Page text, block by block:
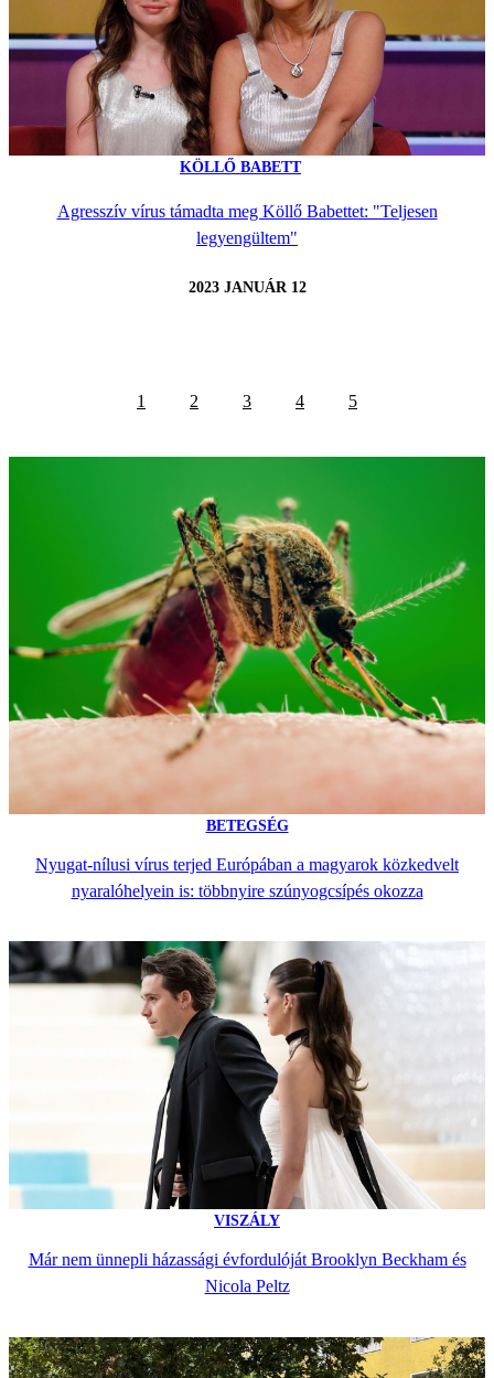
KÖLLŐ BABETT
Agresszív vírus támadta meg Köllő Babettet: "Teljesen
legyengültem"
2023 JANUÁR 12
1 2 3 4 5
BETEGSÉG
Nyugat-nílusi vírus terjed Európában a magyarok közkedvelt
nyaralóhelyein is: többnyire szúnyogcsípés okozza
VISZÁLY
Már nem ünnepli házassági évfordulóját Brooklyn Beckham és
Nicola Peltz